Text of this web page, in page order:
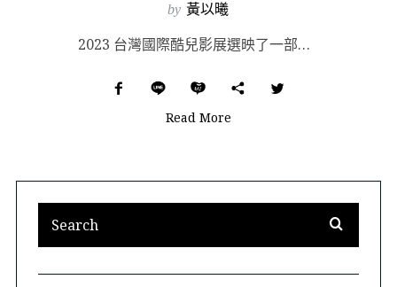
by 黃以曦
2023 台灣國際酷兒影展選映了一部尼贊．吉拉迪（Nitzan Gilady）的《愛愛不眠夜》，這位...
Read More